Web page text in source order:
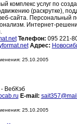
комплекс услуг по
(раскрутке),
сайта. Персональный
Интернет-
Телефон: 095 221-
Адрес:
25.10.2005
ВебКэб
E-mail:
25.10.2005